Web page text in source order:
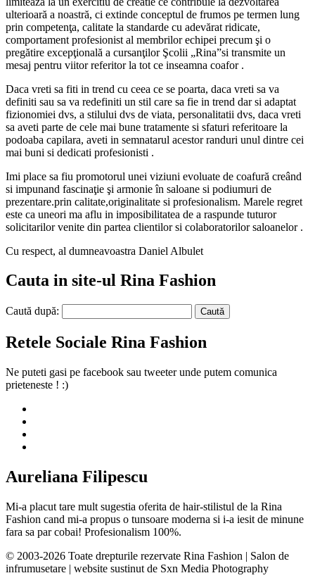
ulterioară a noastră, ci extinde conceptul de frumos pe termen lung
prin competenţa, calitate la standarde cu adevărat ridicate,
comportament profesionist al membrilor echipei precum şi o
pregătire excepţională a cursanţilor Şcolii „Rina”si transmite un
mesaj pentru viitor referitor la tot ce inseamna coafor .
Daca vreti sa fiti in trend cu ceea ce se poarta, daca vreti sa va
definiti sau sa va redefiniti un stil care sa fie in trend dar si adaptat
fizionomiei dvs, a stilului dvs de viata, personalitatii dvs, daca vreti
sa aveti parte de cele mai bune tratamente si sfaturi referitoare la
podoaba capilara, aveti in semnatarul acestor randuri unul dintre cei
mai buni si dedicati profesionisti .
Imi place sa fiu promotorul unei viziuni evoluate de coafură creând
si impunand fascinaţie şi armonie în saloane si podiumuri de
prezentare.prin calitate,originalitate si profesionalism. Marele regret
este ca uneori ma aflu in imposibilitatea de a raspunde tuturor
solicitarilor venite din partea clientilor si colaboratorilor saloanelor .
Cu respect, al dumneavoastra Daniel Albulet
Cauta in site-ul Rina Fashion
Caută după:
Retele Sociale Rina Fashion
Ne puteti gasi pe facebook sau tweeter unde putem comunica
prieteneste ! :)
Aureliana Filipescu
Mi-a placut tare mult sugestia oferita de hair-stilistul de la Rina
Fashion cand mi-a propus o tunsoare moderna si i-a iesit de minune
fara sa par cobai! Profesionalism 100%.
© 2003-2026 Toate drepturile rezervate Rina Fashion | Salon de
infrumusetare | website sustinut de Sxn Media Photography